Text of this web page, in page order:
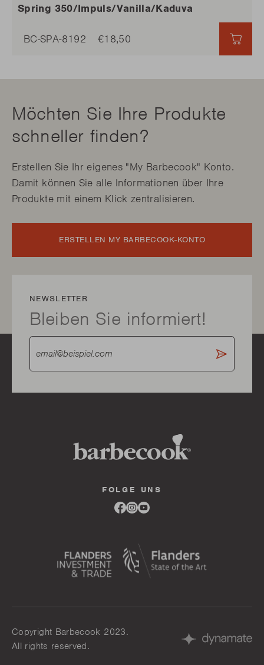
Spring 350/Impuls/Vanilla/Kaduva
BC-SPA-8192 €18,50
Möchten Sie Ihre Produkte
schneller finden?
Erstellen Sie Ihr eigenes "My Barbecook" Konto.
Damit können Sie alle Informationen über Ihre
Produkte mit einem Klick zentralisieren.
ERSTELLEN MY BARBECOOK-KONTO
NEWSLETTER
Bleiben Sie informiert!
FOLGE UNS
Link
to
Link
to
Link
Copyright Barbecook 2023.
All rights reserved.